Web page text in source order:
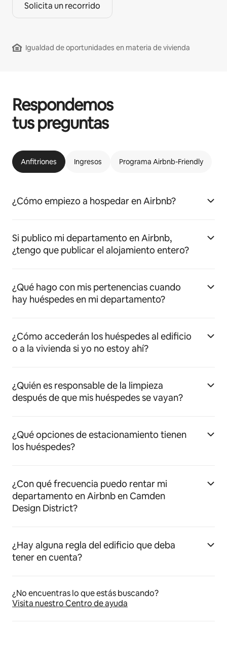
Solicita un recorrido
Igualdad de oportunidades en materia de vivienda
Respondemos
tus preguntas
Anfitriones Ingresos Programa Airbnb-Friendly
¿Cómo empiezo a hospedar en Airbnb?
Si publico mi departamento en Airbnb,
¿tengo que publicar el alojamiento entero?
¿Qué hago con mis pertenencias cuando
hay huéspedes en mi departamento?
¿Cómo accederán los huéspedes al edificio
o a la vivienda si yo no estoy ahí?
¿Quién es responsable de la limpieza
después de que mis huéspedes se vayan?
¿Qué opciones de estacionamiento tienen
los huéspedes?
¿Con qué frecuencia puedo rentar mi
departamento en Airbnb en Camden
Design District?
¿Hay alguna regla del edificio que deba
tener en cuenta?
¿No encuentras lo que estás buscando?
Visita nuestro Centro de ayuda